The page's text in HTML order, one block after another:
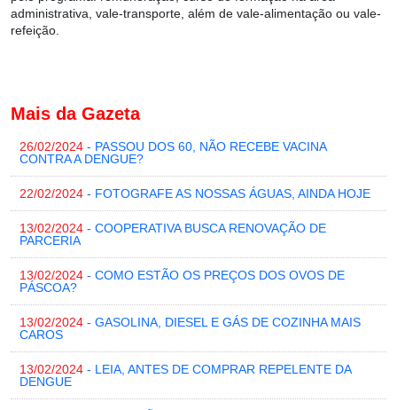
administrativa, vale-transporte, além de vale-alimentação ou vale-
refeição.
Mais da Gazeta
26/02/2024 - PASSOU DOS 60, NÃO RECEBE VACINA
CONTRA A DENGUE?
22/02/2024 - FOTOGRAFE AS NOSSAS ÁGUAS, AINDA HOJE
13/02/2024 - COOPERATIVA BUSCA RENOVAÇÃO DE
PARCERIA
13/02/2024 - COMO ESTÃO OS PREÇOS DOS OVOS DE
PÁSCOA?
13/02/2024 - GASOLINA, DIESEL E GÁS DE COZINHA MAIS
CAROS
13/02/2024 - LEIA, ANTES DE COMPRAR REPELENTE DA
DENGUE